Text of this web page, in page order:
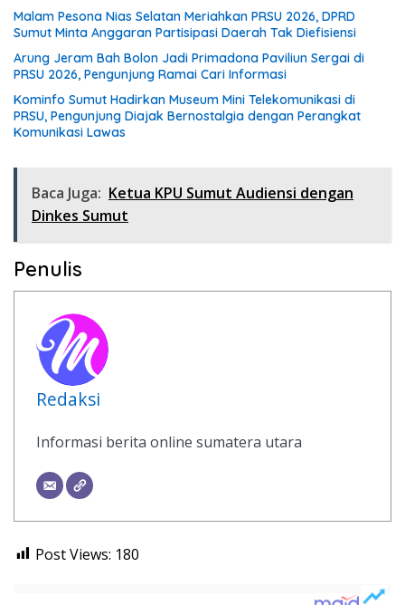
Malam Pesona Nias Selatan Meriahkan PRSU 2026, DPRD
Sumut Minta Anggaran Partisipasi Daerah Tak Diefisiensi
Arung Jeram Bah Bolon Jadi Primadona Paviliun Sergai di
PRSU 2026, Pengunjung Ramai Cari Informasi
Kominfo Sumut Hadirkan Museum Mini Telekomunikasi di
PRSU, Pengunjung Diajak Bernostalgia dengan Perangkat
Komunikasi Lawas
Baca Juga: Ketua KPU Sumut Audiensi dengan
Dinkes Sumut
Penulis
Redaksi
Informasi berita online sumatera utara
Post Views: 180